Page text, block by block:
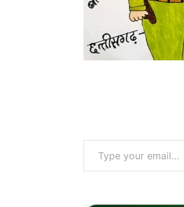
Type your email…